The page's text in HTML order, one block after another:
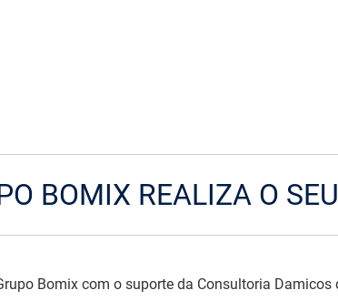
BOMIX REALIZA O
Bomix com o suporte da Consultoria